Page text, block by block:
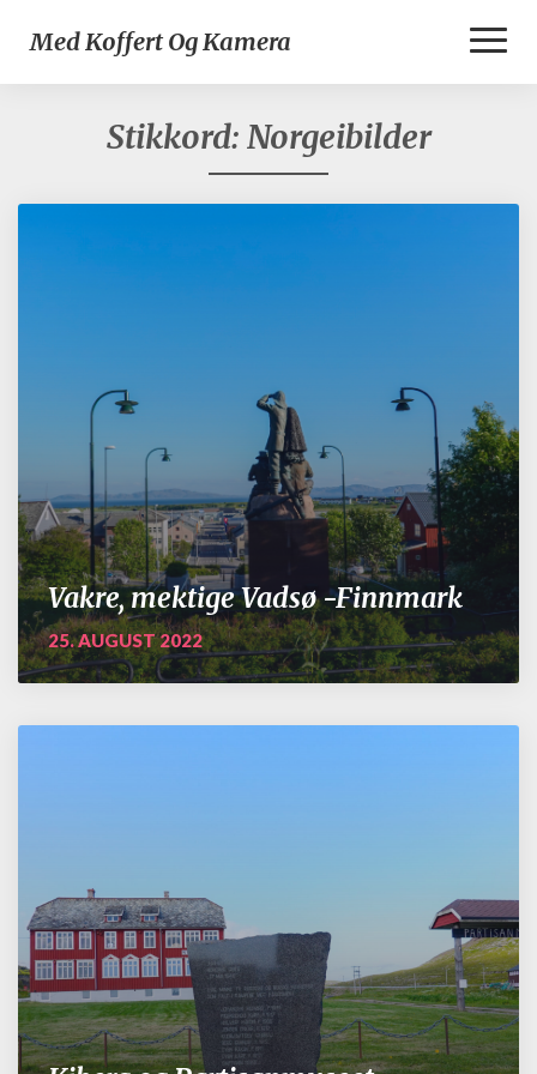
Med Koffert Og Kamera
Stikkord: Norgeibilder
Vakre, mektige Vadsø -Finnmark
25. AUGUST 2022